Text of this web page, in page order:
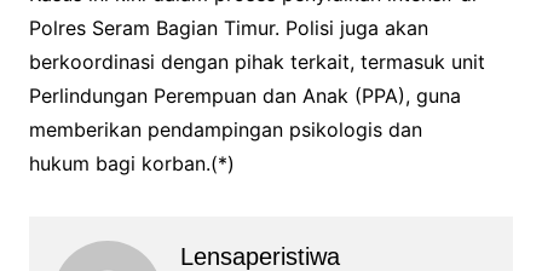
Polres Seram Bagian Timur. Polisi juga akan
berkoordinasi dengan pihak terkait, termasuk unit
Perlindungan Perempuan dan Anak (PPA), guna
memberikan pendampingan psikologis dan
hukum bagi korban.(*)
Lensaperistiwa